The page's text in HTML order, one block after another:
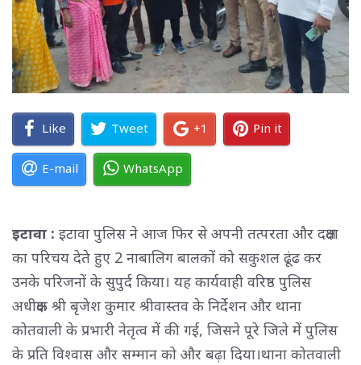
Like Tweet +1 Pin it
E-mail WhatsApp
इटावा : इटावा पुलिस ने आज फिर से अपनी तत्परता और दक्षता
का परिचय देते हुए 2 नाबालिग बालकों को सकुशल ढूंढ कर
उनके परिजनों के सुपुर्द किया। यह कार्यवाही वरिष्ठ पुलिस
अधीक्षक श्री बृजेश कुमार श्रीवास्तव के निर्देशन और थाना
कोतवाली के प्रभारी नेतृत्व में की गई, जिसने पूरे जिले में पुलिस
के प्रति विश्वास और सम्मान को और बढ़ा दिया।थाना कोतवाली